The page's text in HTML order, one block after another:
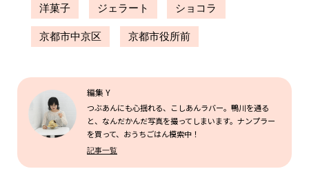
洋菓子 ジェラート ショコラ
京都市中京区 京都市役所前
編集 Y
つぶあんにも心揺れる、こしあんラバー。鴨川を通る
と、なんだかんだ写真を撮ってしまいます。ナンプラー
を買って、おうちごはん模索中！
記事一覧